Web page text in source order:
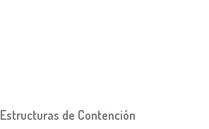
Estructuras de Contención